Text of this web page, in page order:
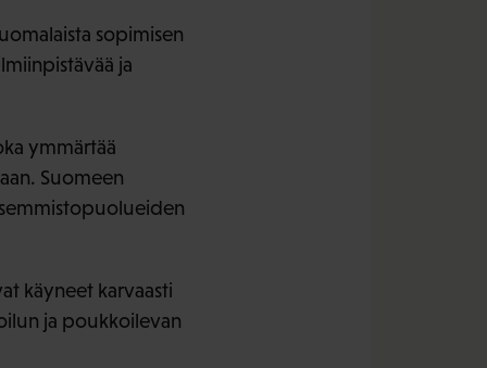
sopimisen
ja
ymmärtää
Suomeen
käyneet karvaasti
ja poukkoilevan